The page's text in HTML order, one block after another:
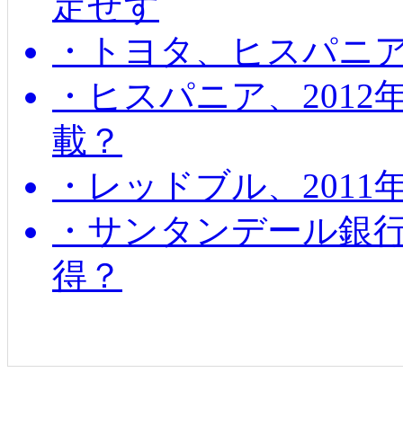
・トヨタ、ヒスパニ
・ヒスパニア、2012
載？
・レッドブル、2011
・サンタンデール銀
得？